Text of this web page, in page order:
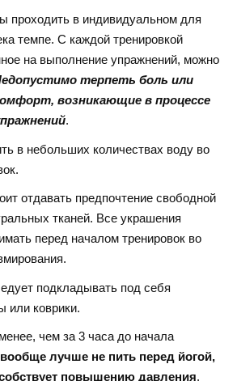
проходить в индивидуальном для
темпе. С каждой тренировкой
на выполнение упражнений, можно
терпеть боль или
возникающие в процессе
.
в небольших количествах воду во
отдавать предпочтение свободной
тканей. Все украшения
перед началом тренировок во
подкладывать под себя
или коврики.
чем за 3 часа до начала
лучше не пить перед йогой,
повышению давления.